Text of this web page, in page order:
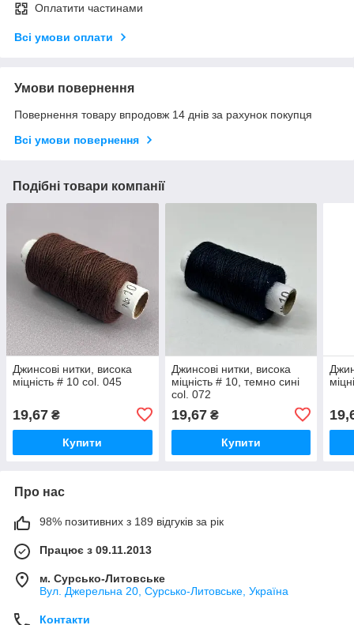
Оплатити частинами
Всі умови оплати
Умови повернення
Повернення товару впродовж 14 днів за рахунок покупця
Всі умови повернення
Подібні товари компанії
Джинсові нитки, висока
міцність # 10 col. 045
19,67 ₴
Купити
Джинсові нитки, висока
міцність # 10, темно сині
col. 072
19,67₴
Купити
Про нас
98% позитивних з 189 відгуків за рік
Працює з 09.11.2013
м. Сурсько-Литовське
Вул. Джерельна 20, Сурсько-Литовське, Україна
Контакти